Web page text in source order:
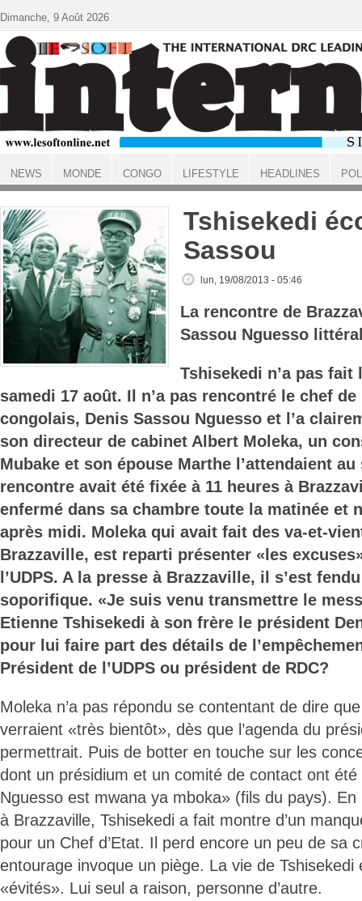
ACCUEIL
Tshisekedi
Sassou
lun, 19/08/2013 - 05:46
La rencontre de
Sassou Nguesso
Tshisekedi n’a pas
samedi 17 août. Il n’a pas rencontré le chef de
congolais, Denis Sassou Nguesso et l’a
son directeur de cabinet Albert Moleka, un
Mubake et son épouse Marthe l’attendaient
rencontre avait été fixée à 11 heures à
enfermé dans sa chambre toute la matinée et
après midi. Moleka qui avait fait des va-et-
Brazzaville, est reparti présenter «les
l’UDPS. A la presse à Brazzaville, il s’est
soporifique. «Je suis venu transmettre le
Etienne Tshisekedi à son frère le président
pour lui faire part des détails de
Président de l’UDPS ou président de RDC?
Moleka n’a pas répondu se contentant de dire
verraient «très bientôt», dès que l’agenda du
permettrait. Puis de botter en touche sur les
dont un présidium et un comité de contact ont été
Nguesso est mwana ya mboka» (fils du pays).
à Brazzaville, Tshisekedi a fait montre d’un
pour un Chef d’Etat. Il perd encore un peu de sa
entourage invoque un piège. La vie de Tshisekedi
«évités». Lui seul a raison, personne d’autre.
Dimanche, 9 Août 2026
NEWS MONDE CONGO LIFESTYLE HEADLINES